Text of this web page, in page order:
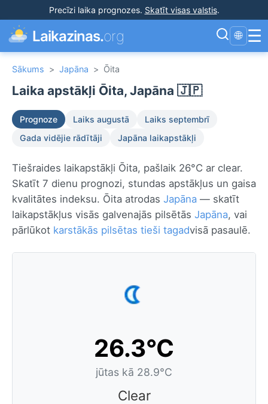
Precīzi laika prognozes. Skatīt visas valstis.
Laikazinas.org 🌐 ☰
Sākums > Japāna > Ōita
Laika apstākļi Ōita, Japāna 🇯🇵
Prognoze Laiks augustā
Laiks septembrī
Gada vidējie rādītāji
Japāna laikapstākļi
Tiešraides laikapstākļi Ōita, pašlaik 26°C ar clear.
Skatīt 7 dienu prognozi, stundas apstākļus un gaisa
kvalitātes indeksu. Ōita atrodas Japāna — skatīt
laikapstākļus visās galvenajās pilsētās Japāna, vai
pārlūkot karstākās pilsētas tieši tagadvisā pasaulē.
26.3°C
jūtas kā 28.9°C
Clear